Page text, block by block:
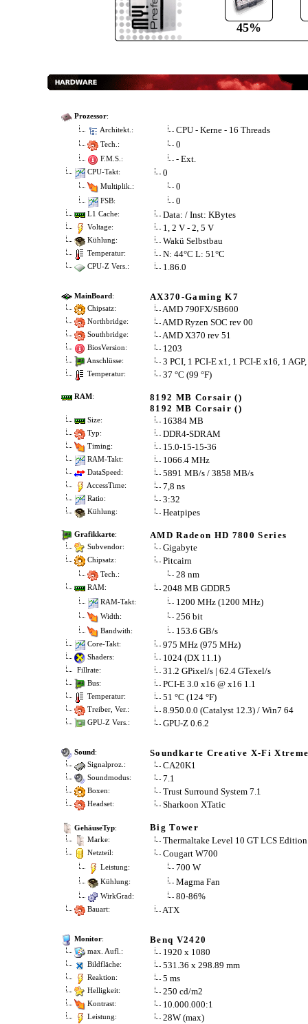
45%
Prozessor:
Architekt.:
CPU - Kerne - 16 Threads
Tech.: 0
F.M.S.: - Ext.
CPU-Takt: 0
Multiplik.: 0
FSB: 0
L1 Cache: Data: / Inst: KBytes
Voltage: 1, 2 V - 2, 5 V
Kühlung: Wakü Selbstbau
Temperatur: N: 44°C L: 51°C
CPU-Z Vers.: 1.86.0
MainBoard: AX370-Gaming K7
Chipsatz: AMD 790FX/SB600
Northbridge: AMD Ryzen SOC rev 00
Southbridge: AMD X370 rev 51
BiosVersion: 1203
Anschlüsse: 3 PCI, 1 PCI-E x1, 1 PCI-E x16, 1
Temperatur: 37 °C (99 °F)
RAM:
8192 MB Corsair ()
8192 MB Corsair ()
Size: 16384 MB
Typ: DDR4-SDRAM
Timing: 15.0-15-15-36
RAM-Takt: 1066.4 MHz
DataSpeed: 5891 MB/s / 3858 MB/s
AccessTime: 7,8 ns
Ratio: 3:32
Kühlung: Heatpipes
Grafikkarte: AMD Radeon HD 7800 Series
Subvendor: Gigabyte
Chipsatz: Pitcairn
Tech.: 28 nm
RAM: 2048 MB GDDR5
RAM-Takt: 1200 MHz (1200 MHz)
Width: 256 bit
Bandwith: 153.6 GB/s
Core-Takt: 975 MHz (975 MHz)
Shaders: 1024 (DX 11.1)
Fillrate: 31.2 GPixel/s | 62.4 GTexel/s
Bus: PCI-E 3.0 x16 @ x16 1.1
Temperatur: 51 °C (124 °F)
Treiber, Ver.: 8.950.0.0 (Catalyst 12.3) / Win7 64
GPU-Z Vers.: GPU-Z 0.6.2
Sound: Soundkarte Creative X-Fi
Signalproz.: CA20K1
Soundmodus: 7.1
Boxen: Trust Surround System 7.1
Headset: Sharkoon XTatic
GehäuseTyp: Big Tower
Marke: Thermaltake Level 10 GT LCS
Netzteil: Cougart W700
Leistung: 700 W
Kühlung: Magma Fan
WirkGrad: 80-86%
Bauart: ATX
Monitor: Benq V2420
max. Aufl.: 1920 x 1080
Bildfläche: 531.36 x 298.89 mm
Reaktion: 5 ms
Helligkeit: 250 cd/m2
Kontrast: 10.000.000:1
Leistung: 28W (max)